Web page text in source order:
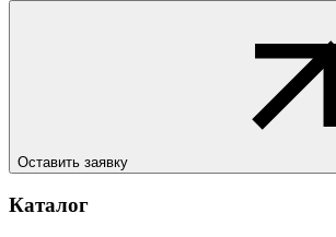
Оставить заявку
Каталог